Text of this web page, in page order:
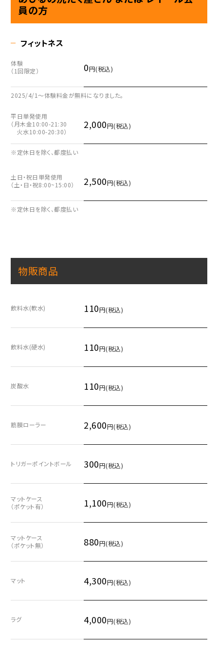
員の方
フィットネス
体験
（1回限定）
0円(税込)
2025/4/1〜体験料金が無料になりました。
平日単発使用
（月木金10:00-21:30
火水10:00-20:30）
2,000円(税込)
※定休日を除く、都度払い
土日・祝日単発使用
（土・日・祝8:00~15:00）
2,500円(税込)
※定休日を除く、都度払い
物販商品
飲料水(軟水) 110円(税込)
飲料水(硬水) 110円(税込)
炭酸水 110円(税込)
筋膜ローラー 2,600円(税込)
トリガーポイントボール 300円(税込)
マットケース
（ポケット有）
1,100円(税込)
マットケース
（ポケット無）
880円(税込)
マット 4,300円(税込)
ラグ 4,000円(税込)